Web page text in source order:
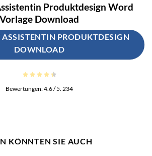
Produktdesign Word
Vorlage Download
ASSISTENTIN PRODUKTDESIGN
DOWNLOAD
Bewertungen:4.6/ 5. 234
KÖNNTEN SIE AUCH